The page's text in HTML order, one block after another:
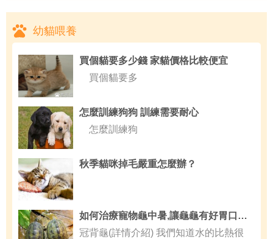
幼貓喂養
買個貓要多少錢 家貓價格比較便宜
買個貓要多
怎麼訓練狗狗 訓練需要耐心
怎麼訓練狗
秋季貓咪掉毛嚴重怎麼辦？
如何治療寵物龜中暑,讓龜龜有好胃口的三個辦法
冠背龜(詳情介紹) 我們知道水的比熱很